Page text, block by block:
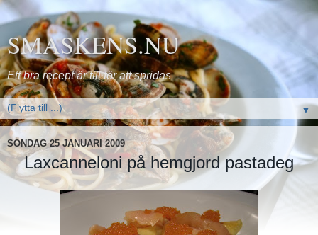
SMASKENS.NU
Ett bra recept är till för att spridas
▼
SÖNDAG 25 JANUARI 2009
Laxcanneloni på hemgjord pastadeg